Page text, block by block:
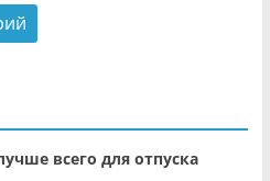
всего для отпуска